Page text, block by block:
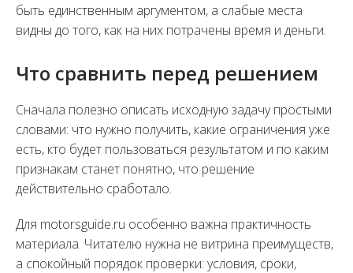
быть единственным аргументом, а слабые места
видны до того, как на них потрачены время и деньги.
Что сравнить перед решением
Сначала полезно описать исходную задачу простыми
словами: что нужно получить, какие ограничения уже
есть, кто будет пользоваться результатом и по каким
признакам станет понятно, что решение
действительно сработало.
Для motorsguide.ru особенно важна практичность
материала. Читателю нужна не витрина преимуществ,
а спокойный порядок проверки: условия, сроки,